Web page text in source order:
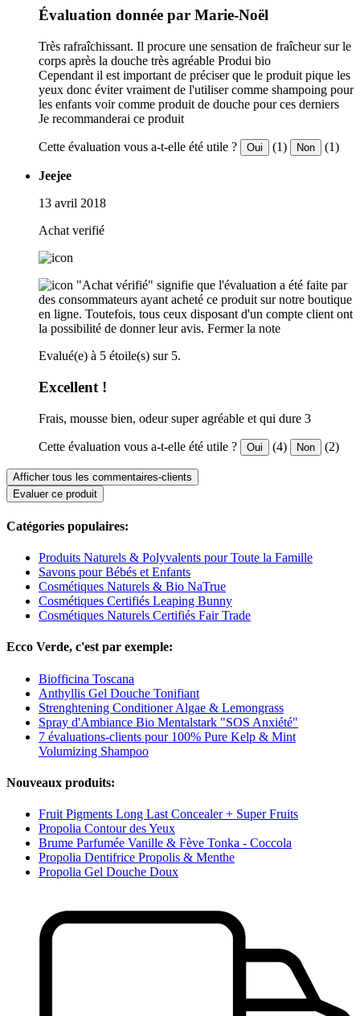
Évaluation donnée par Marie-Noël
Très rafraîchissant. Il procure une sensation de fraîcheur sur le
corps après la douche très agréable Produi bio
Cependant il est important de préciser que le produit pique les
yeux donc éviter vraiment de l'utiliser comme shampoing pour
les enfants voir comme produit de douche pour ces derniers
Je recommanderai ce produit
Cette évaluation vous a-t-elle été utile ? Oui (1) Non (1)
Jeejee
13 avril 2018
Achat verifié
"Achat vérifié" signifie que l'évaluation a été faite par
des consommateurs ayant acheté ce produit sur notre boutique
en ligne. Toutefois, tous ceux disposant d'un compte client ont
la possibilité de donner leur avis. Fermer la note
Evalué(e) à 5 étoile(s) sur 5.
Excellent !
Frais, mousse bien, odeur super agréable et qui dure 3
Cette évaluation vous a-t-elle été utile ? Oui (4) Non (2)
Afficher tous les commentaires-clients
Evaluer ce produit
Catégories populaires:
Produits Naturels & Polyvalents pour Toute la Famille
Savons pour Bébés et Enfants
Cosmétiques Naturels & Bio NaTrue
Cosmétiques Certifiés Leaping Bunny
Cosmétiques Naturels Certifiés Fair Trade
Ecco Verde, c'est par exemple:
Biofficina Toscana
Anthyllis Gel Douche Tonifiant
Strenghtening Conditioner Algae & Lemongrass
Spray d'Ambiance Bio Mentalstark "SOS Anxiété"
7 évaluations-clients pour 100% Pure Kelp & Mint
Volumizing Shampoo
Nouveaux produits:
Fruit Pigments Long Last Concealer + Super Fruits
Propolia Contour des Yeux
Brume Parfumée Vanille & Fève Tonka - Coccola
Propolia Dentifrice Propolis & Menthe
Propolia Gel Douche Doux